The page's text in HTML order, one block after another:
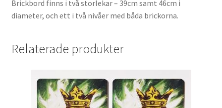
Brickbord finns i två storlekar – 39cm samt 46cm i
diameter, och ett i två nivåer med båda brickorna.
Relaterade produkter